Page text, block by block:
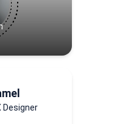
Designer